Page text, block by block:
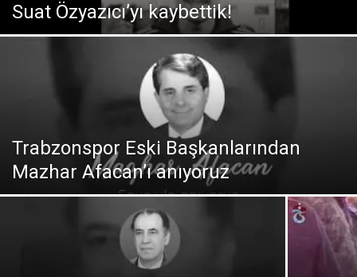
Suat Özyazıcı’yı kaybettik!
Trabzonspor Eski Başkanlarından
Mazhar Afacan’ı anıyoruz